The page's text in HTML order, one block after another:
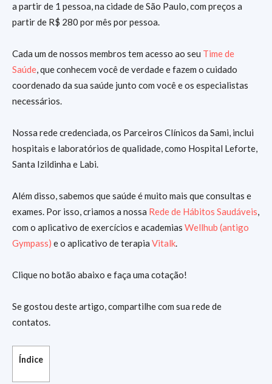
a partir de 1 pessoa, na cidade de São Paulo, com preços a
partir de R$ 280 por mês por pessoa.
Cada um de nossos membros tem acesso ao seu Time de
Saúde, que conhecem você de verdade e fazem o cuidado
coordenado da sua saúde junto com você e os especialistas
necessários.
Nossa rede credenciada, os Parceiros Clínicos da Sami, inclui
hospitais e laboratórios de qualidade, como Hospital Leforte,
Santa Izildinha e Labi.
Além disso, sabemos que saúde é muito mais que consultas e
exames. Por isso, criamos a nossa Rede de Hábitos Saudáveis,
com o aplicativo de exercícios e academias Wellhub (antigo
Gympass) e o aplicativo de terapia Vitalk.
Clique no botão abaixo e faça uma cotação!
Se gostou deste artigo, compartilhe com sua rede de
contatos.
Índice